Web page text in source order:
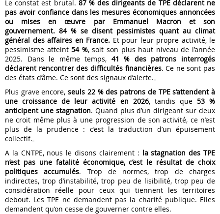
Le constat est brutal. 87 % des dirigeants de TPE déclarent ne
pas avoir confiance dans les mesures économiques annoncées
ou mises en œuvre par Emmanuel Macron et son
gouvernement. 84 % se disent pessimistes quant au climat
général des affaires en France. Et pour leur propre activité, le
pessimisme atteint54 %, soit son plus haut niveau de l’année
2025. Dans le même temps, 41 % des patrons interrogés
déclarent rencontrer des difficultés financières. Ce ne sont pas
des états d’âme. Ce sont des signaux d’alerte.
Plus grave encore,seuls 22 % des patrons de TPE s’attendent à
une croissance de leur activité en 2026, tandis que 53 %
anticipent une stagnation. Quand plus d’un dirigeant sur deux
ne croit même plus à une progression de son activité, ce n’est
plus de la prudence : c’est la traduction d’un épuisement
collectif.
A la CNTPE, nous le disons clairement : la stagnation des TPE
n’est pas une fatalité économique, c’est le résultat de choix
politiques accumulés. Trop de normes, trop de charges
indirectes, trop d’instabilité, trop peu de lisibilité, trop peu de
considération réelle pour ceux qui tiennent les territoires
debout. Les TPE ne demandent pas la charité publique. Elles
demandent qu’on cesse de gouverner contre elles.